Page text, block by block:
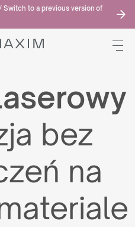
Switch to a previous version of
bez
na